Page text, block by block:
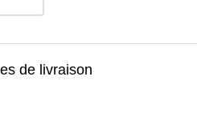
de livraison